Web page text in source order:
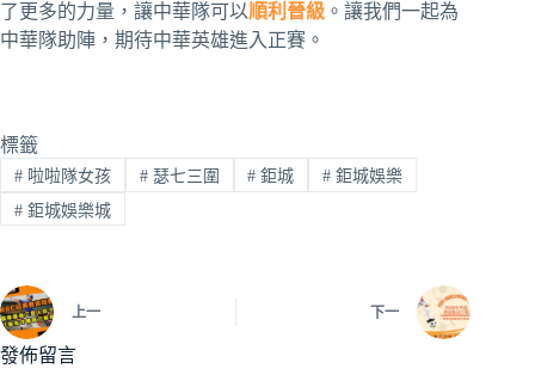
了更多的力量，讓中華隊可以順利晉級 。讓我們一起為
中華隊助陣，期待中華英雄進入正賽。
標籤
#啦啦隊女孩 #瑟七三圍 # 鉅城 # 鉅城娛樂
#鉅城娛樂城
上一 下一
發佈留言